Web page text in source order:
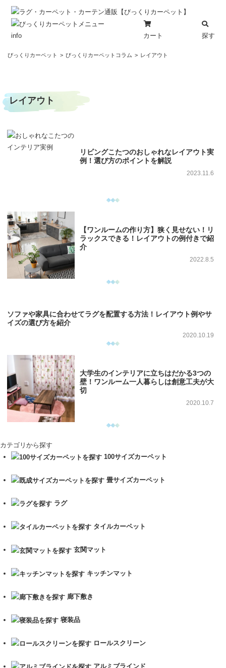
info カート 探す
ツ
へ
びっくりカーペット びっくりカーペットコラム レイアウト
レイアウト
リビングこたつのおしゃれなレイアウト実
例！選び方のポイントを解説
2023.11.6
【ワンルームの作り方】狭く見せない！リ
ラックスできる！レイアウトの例付きで紹
介
2022.8.5
ソファや家具に合わせてラグを配置する方法！レイアウト例やサ
イズの選び方を紹介
2020.10.19
大学生のインテリアに立ちはだかる3つの
壁！ワンルーム一人暮らしは創意工夫が大
切
2020.10.7
カテゴリから探す
100サイズカーペット
畳サイズカーペット
ラグ
タイルカーペット
玄関マット
キッチンマット
廊下敷き
寝装品
ロールスクリーン
アルミブラインド